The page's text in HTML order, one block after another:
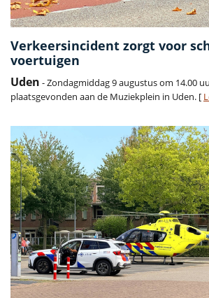
Verkeersincident zorgt voor
voertuigen
Uden - Zondagmiddag 9 augustus om 14.00
plaatsgevonden aan de Muziekplein in Uden. [